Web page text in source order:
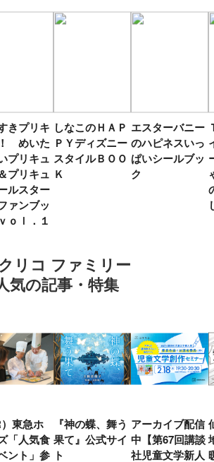
きプリキ
めいた
プリキュ
プリキュ
ルスター
ンブッ
ｌ．１
しなこのＨＡＰ
ＰＹディズニー
スタイルＢＯＯ
Ｋ
エスターバニー
のハピネスいっ
ぱいシールブッ
ク
リコ ファミリー
気の記事・特集
）東急ホ
「人気食
ント」参
『神の蝶、舞う
果て』公式サイ
ト
アーカイブ配信
中【第67回講談
社児童文学新人